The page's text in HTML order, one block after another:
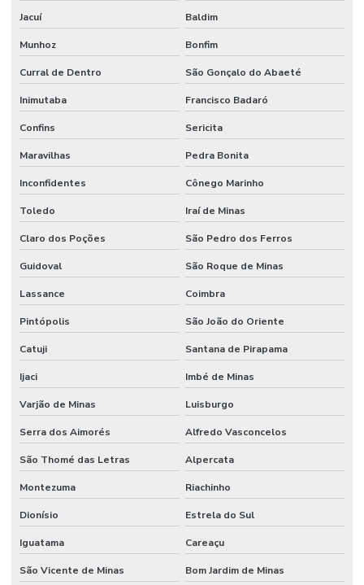
Jacuí Baldim
Munhoz Bonfim
Curral de Dentro São Gonçalo do Abaeté
Inimutaba Francisco Badaró
Confins Sericita
Maravilhas Pedra Bonita
Inconfidentes Cônego Marinho
Toledo Iraí de Minas
Claro dos Poções São Pedro dos Ferros
Guidoval São Roque de Minas
Lassance Coimbra
Pintópolis São João do Oriente
Catuji Santana de Pirapama
Ijaci Imbé de Minas
Varjão de Minas Luisburgo
Serra dos Aimorés Alfredo Vasconcelos
São Thomé das Letras Alpercata
Montezuma Riachinho
Dionísio Estrela do Sul
Iguatama Careaçu
São Vicente de Minas Bom Jardim de Minas